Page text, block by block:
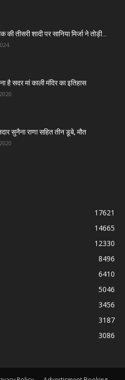
की तीसरी शादी पर सानिया मिर्जा ने तोड़ी...
है सदर मां काली मंदिर का इतिहास
सुनैना राणा सहित तीन डूबे, मौत
17621
14665
12330
8496
6410
5046
3456
3187
3086